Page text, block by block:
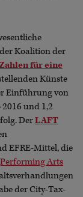
Koalition der
für eine
Künste
Einführung von
und 1,2
DerLAFT
EFRE-Mittel, die
Arts
der City-Tax-